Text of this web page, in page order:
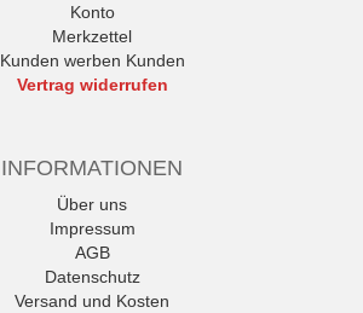
Konto
Merkzettel
Kunden werben Kunden
Vertrag widerrufen
INFORMATIONEN
Über uns
Impressum
AGB
Datenschutz
Versand und Kosten